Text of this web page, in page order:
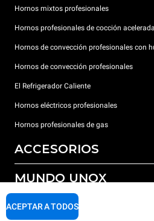
Hornos mixtos profesionales
Hornos profesionales de cocción acelerada
Hornos de convección profesionales con
Hornos de convección profesionales
El Refrigerador Caliente
Hornos eléctricos profesionales
Hornos profesionales de gas
ACCESORIOS
Todos los accesorios
Detergentes para lavado automático
Detergentes para lavado manual
MUNDO UNOX
Nuestras sedes en el mundo
SOPORTE
ACEPTAR A TODOS